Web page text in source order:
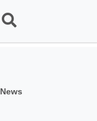
News